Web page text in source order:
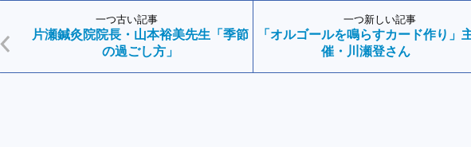
一つ古い記事
片瀬鍼灸院院長・山本裕美先生「季節
の過ごし方」
一つ新しい記事
「オルゴールを鳴らすカード作り」
催・川瀬登さん